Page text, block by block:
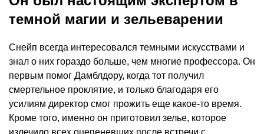
темной магии и зельеварении
Снейп всегда интересовался темными искусствами и
знал о них гораздо больше, чем многие профессора. Он
первым помог Дамблдору, когда тот получил
смертельное проклятие, и только благодаря его
усилиям директор смог прожить еще какое-то время.
Кроме того, именно он приготовил зелье, которое